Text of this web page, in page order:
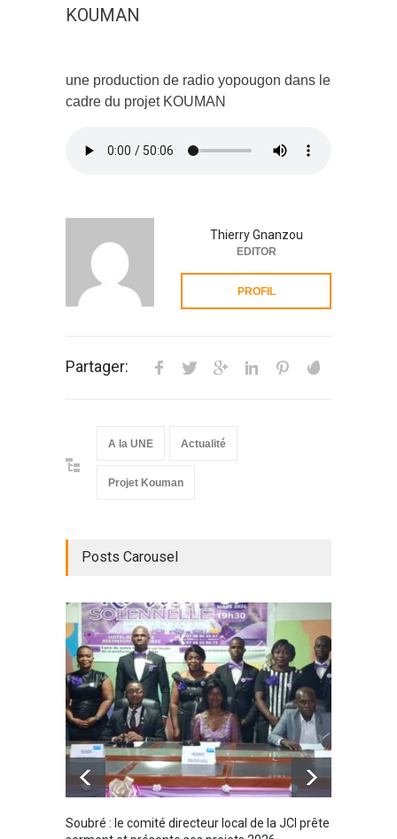
KOUMAN
une production de radio yopougon dans le
cadre du projet KOUMAN
Thierry Gnanzou
EDITOR
PROFIL
Partager:
A la UNE Actualité
Projet Kouman
Posts Carousel
Soubré : le comité directeur local de la JCI prête